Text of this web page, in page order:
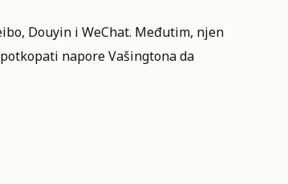
Douyin i WeChat. Međutim, njen
napore Vašingtona da